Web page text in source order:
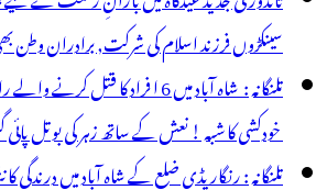
سینکڑوں فرزند اسلام کی شرکت, برادران وطن
تلنگانہ : شاہ آباد میں 6 ا فراد کا
خودکشی کا شبہ ! نعش کے ساتھ زہر کی بوتل
تلنگانہ : رنگاریڈی ضلع کے شاہ آباد میں درندگی